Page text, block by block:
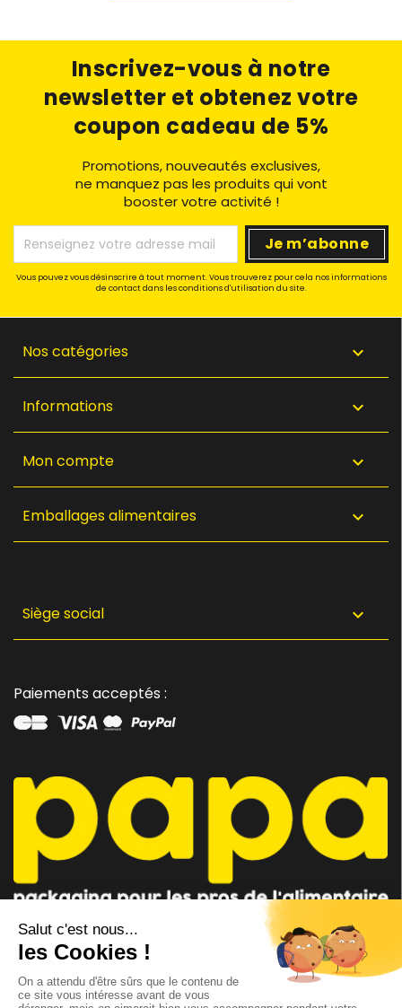
Inscrivez-vous à notre
newsletter et obtenez votre
coupon cadeau de 5%
Promotions, nouveautés exclusives,
ne manquez pas les produits qui vont
booster votre activité !
Vous pouvez vous désinscrire à tout moment. Vous trouverez pour cela nos informations
de contact dans les conditions d'utilisation du site.
CONSEILLER PAPA
AU 04 91 35 09 09
CONTACTEZ-NOUS
par mail
Nos catégories 
Informations 
Mon compte 
Emballages alimentaires 
Siège social 
Paiements acceptés :